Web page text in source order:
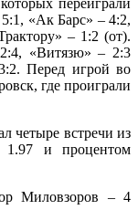
«Ак Барс» – 4:2,
– 1:2 (от).
«Витязю» – 2:3
Перед игрой во
где проиграли
четыре встречи из
1.97 и процентом
Миловзоров – 4